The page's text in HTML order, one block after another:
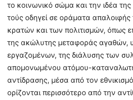
το κοινωνικό σώμα και την ιδέα της
τούς οδηγεί σε οράματα
κρατών και των πολιτισμών, όπως
της ακώλυτης μεταφοράς αγαθών,
εργαζομένων, της διάλυσης των
απομονωμένου ατόμου-
αντίδρασης, μέσα από τον
ορίζονται περισσότερο από την